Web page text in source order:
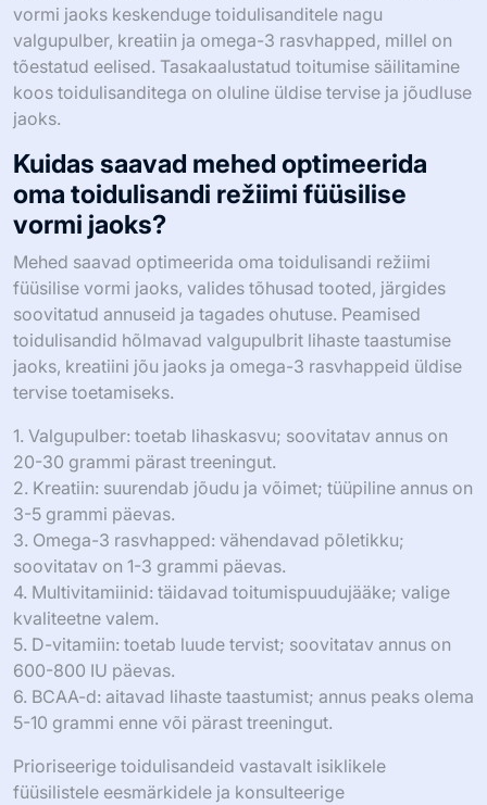
vormi jaoks keskenduge toidulisanditele nagu
valgupulber, kreatiin ja omega-3 rasvhapped, millel on
tõestatud eelised. Tasakaalustatud toitumise säilitamine
koos toidulisanditega on oluline üldise tervise ja jõudluse
jaoks.
Kuidas saavad mehed optimeerida
oma toidulisandi režiimi füüsilise
vormi jaoks?
Mehed saavad optimeerida oma toidulisandi režiimi
füüsilise vormi jaoks, valides tõhusad tooted, järgides
soovitatud annuseid ja tagades ohutuse. Peamised
toidulisandid hõlmavad valgupulbrit lihaste taastumise
jaoks, kreatiini jõu jaoks ja omega-3 rasvhappeid üldise
tervise toetamiseks.
1. Valgupulber: toetab lihaskasvu; soovitatav annus on
20-30 grammi pärast treeningut.
2. Kreatiin: suurendab jõudu ja võimet; tüüpiline annus on
3-5 grammi päevas.
3. Omega-3 rasvhapped: vähendavad põletikku;
soovitatav on 1-3 grammi päevas.
4. Multivitamiinid: täidavad toitumispuudujääke; valige
kvaliteetne valem.
5. D-vitamiin: toetab luude tervist; soovitatav annus on
600-800 IU päevas.
6. BCAA-d: aitavad lihaste taastumist; annus peaks olema
5-10 grammi enne või pärast treeningut.
Prioriseerige toidulisandeid vastavalt isiklikele
füüsilistele eesmärkidele ja konsulteerige